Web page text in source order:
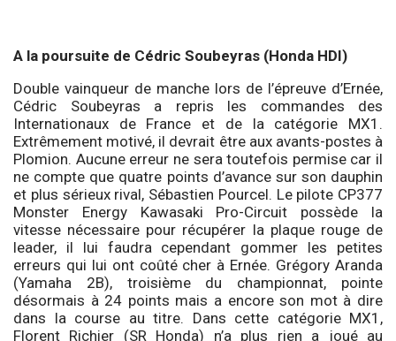
A la poursuite de Cédric Soubeyras (Honda HDI)
Double vainqueur de manche lors de l’épreuve d’Ernée,
Cédric Soubeyras a repris les commandes des
Internationaux de France et de la catégorie MX1.
Extrêmement motivé, il devrait être aux avants-postes à
Plomion. Aucune erreur ne sera toutefois permise car il
ne compte que quatre points d’avance sur son dauphin
et plus sérieux rival, Sébastien Pourcel. Le pilote CP377
Monster Energy Kawasaki Pro-Circuit possède la
vitesse nécessaire pour récupérer la plaque rouge de
leader, il lui faudra cependant gommer les petites
erreurs qui lui ont coûté cher à Ernée. Grégory Aranda
(Yamaha 2B), troisième du championnat, pointe
désormais à 24 points mais a encore son mot à dire
dans la course au titre. Dans cette catégorie MX1,
Florent Richier (SR Honda) n’a plus rien a joué au